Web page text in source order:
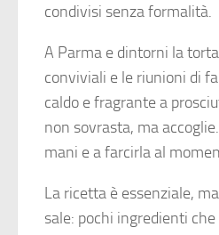
condivisi senza formalità.
A Parma e dintorni la
conviviali e le riunioni di
caldo e fragrante a
non sovrasta, ma
mani e a farcirla al
La ricetta è essenziale,
sale: pochi ingredienti